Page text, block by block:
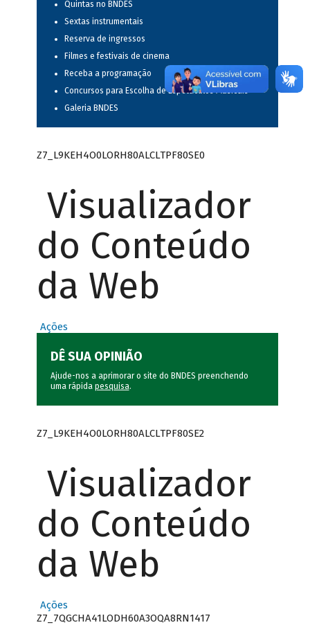
Quintas no BNDES
Sextas instrumentais
Reserva de ingressos
Filmes e festivais de cinema
Receba a programação
Concursos para Escolha de Espetáculos Musicais
Galeria BNDES
Z7_L9KEH4O0LORH80ALCLTPF80SE0
Visualizador
do Conteúdo
da Web
Ações
DÊ SUA OPINIÃO
Ajude-nos a aprimorar o site do BNDES preenchendo
uma rápida pesquisa.
Z7_L9KEH4O0LORH80ALCLTPF80SE2
Visualizador
do Conteúdo
da Web
Ações
Z7_7QGCHA41LODH60A3OQA8RN1417